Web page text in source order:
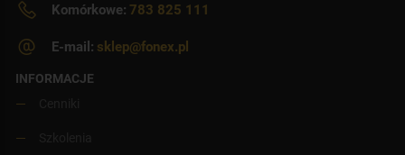
Komórkowe: 783 825 111
E-mail: sklep@fonex.pl
INFORMACJE